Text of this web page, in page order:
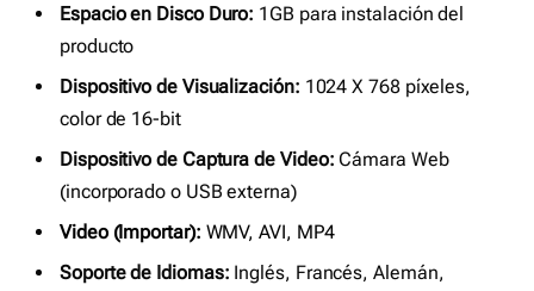
Espacio en Disco Duro: 1GB para instalación del
producto
Dispositivo de Visualización: 1024 X 768 píxeles,
color de 16-bit
Dispositivo de Captura de Video: Cámara Web
(incorporado o USB externa)
Video (Importar): WMV, AVI, MP4
Soporte de Idiomas: Inglés, Francés, Alemán,